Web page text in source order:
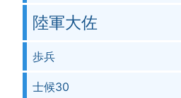
陸軍大佐
歩兵
士候30